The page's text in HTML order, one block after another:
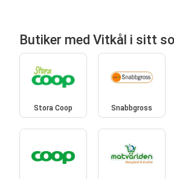
Butiker med Vitkål i sitt
Stora Coop Snabbgross